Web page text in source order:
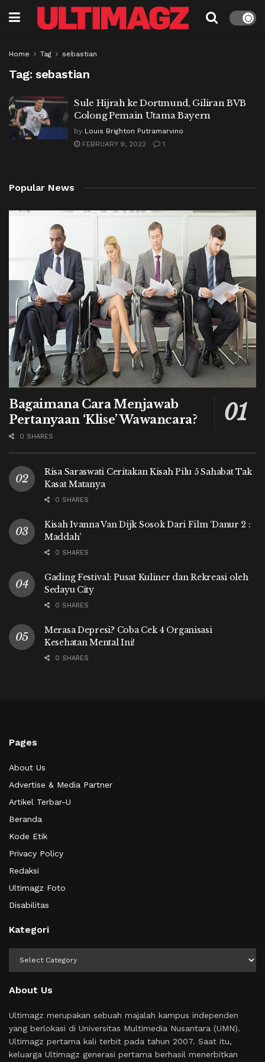
Home Tag sebastian
Tag: sebastian
Sule Hijrah ke Dortmund, Giliran BVB
Colong Pemain Utama Bayern
by Louis Brighton Putramarvino
FEBRUARY 9, 2022
1
Popular News
Bagaimana Cara Menjawab
Pertanyaan ‘Klise’ Wawancara?
0 SHARES
Risa Saraswati Ceritakan Kisah Pilu 5 Sahabat Tak
Kasat Matanya
0 SHARES
Kisah Ivanna Van Dijk Sosok Dari Film ‘Danur 2 :
Maddah’
0 SHARES
Gading Festival: Pusat Kuliner dan Rekreasi oleh
Sedayu City
0 SHARES
Merasa Depresi? Coba Cek 4 Organisasi
Kesehatan Mental Ini!
0 SHARES
Pages
About Us
Advertise & Media Partner
Artikel Terbar-U
Beranda
Kode Etik
Privacy Policy
Redaksi
Ultimagz Foto
Disabilitas
Kategori
About Us
Ultimagz merupakan sebuah majalah kampus independen
yang berlokasi di Universitas Multimedia Nusantara (UMN).
Ultimagz pertama kali terbit pada tahun 2007. Saat itu,
keluarga Ultimagz generasi pertama berhasil menerbitkan